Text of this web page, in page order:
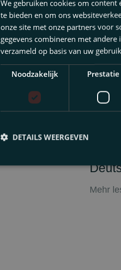
Mehr
We gebruiken cookies om
te bieden en om ons
onze site met onze partners voor
gegevens combineren met
verzameld op basis van uw
Noodzakelijk Prestatie
DETAILS WEERGEVEN